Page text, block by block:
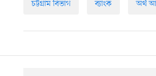
চট্টগ্রাম বিভাগ ব্যাংক অর্থ